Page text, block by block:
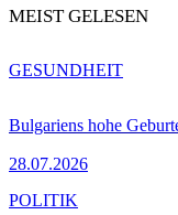
MEIST GELESEN
Bulgariens hohe
28.07.2026
GESUNDHEIT
POLITIK